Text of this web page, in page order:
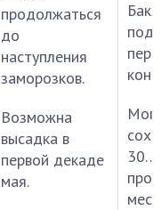
продолжаться
до
наступления
заморозков.
Возможна
высадка в
первой декаде
мая.